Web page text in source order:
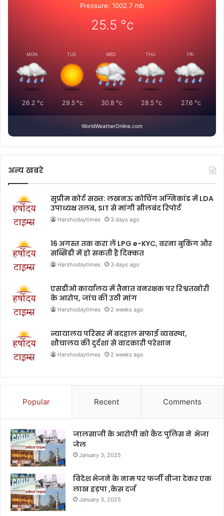
Pressure: 1002.7 mb
25.5 °c
MON
26.2 °c
TUE
29.5°c
WED
30.8 °c
THU
28.5 °c
FRI
27.6 °c
WorldWeatherOnline.com
अन्य खबरे
सुप्रीम कोर्ट सख्त: लखनऊ कोचिंग अग्निकांड में LDA
उपाध्यक्ष तलब, SIT से मांगी सीलबंद रिपोर्ट
Harshodaytimes 3 days ago
16 अगस्त तक करा लें LPG e-KYC, वरना बुकिंग और
सब्सिडी में हो सकती है दिक्कत
Harshodaytimes 3 days ago
एसडीओ कार्यालय में तैनात वनरक्षक पर रिश्वतखोरी
के आरोप, जांच की उठी मांग
Harshodaytimes 2 weeks ago
न्यायालय परिसर में बदहाल सफाई व्यवस्था,
शौचालय की दुर्दशा से वादकारी परेशान
Harshodaytimes 2 weeks ago
Popular Recent Comments
जालसाजी के आरोपी को कैंट पुलिस ने भेजा
जेल
January 3, 2025
विदेश भेजने के नाम पर फर्जी वीजा देकर एक
लाख हड़पा ,केस दर्ज
January 3, 2025